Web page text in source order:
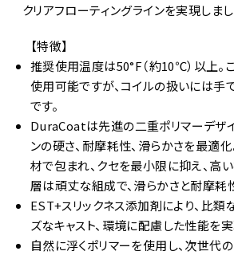
クリアフローティングラインを実現しまし
【特徴】
推奨使用温度は50°F（約10℃）以上。
使用可能ですが、コイルの扱いには手
です。
DuraCoatは先進の二重ポリマーデザ
ンの硬さ、耐摩耗性、滑らかさを最適
材で包まれ、クセを最小限に抑え、高
層は頑丈な組成で、滑らかさと耐摩耗
EST+スリックネス添加剤により、比類
ズなキャスト、環境に配慮した性能を実
自然に浮くポリマーを使用し、次世代